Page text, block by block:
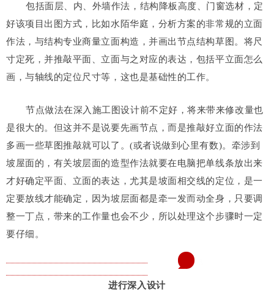
包括面层、内、外墙作法，结构降板高度、门窗选材，定
好该项目出图方式，比如水陌华庭，分析方案的非常规的立面
作法，与结构专业商量立面构造，并画出节点结构草图。将尺
寸定死，并推敲平面、立面与之对应的表达，包括平立面怎么
画，与轴线的定位尺寸等，这也是基础性的工作。
节点做法在深入施工图设计前不定好，将来带来修改量也
是很大的。但这并不是说要先画节点，而是推敲好立面的作法
多画一些草图推敲就可以了。(或者说做到心里有数)。牵涉到
坡屋面的，有关坡层面的造型作法就要在电脑把单线条放出来
才好确定平面、立面的表达，尤其是坡面相交线的定位，是一
定要放线才能确定，因为坡层面都是牵一发而动全身，只要调
整一丁点，带来的工作量也会不少，所以处理这个步骤时一定
要仔细。
进行深入设计